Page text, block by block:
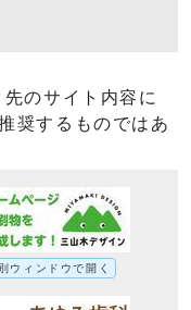
のサイト内容に
奨するものではあ
別ウィンドウで開く